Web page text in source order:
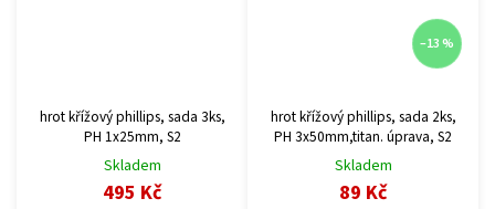
hrot křížový phillips, sada 3ks,
PH 1x25mm, S2
Skladem
495 Kč
–13 %
hrot křížový phillips, sada 2ks,
PH 3x50mm,titan. úprava, S2
Skladem
89 Kč